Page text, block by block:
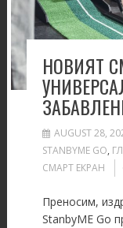
НОВИЯТ
AUGUST 28,
STANBYME GO,
СМАРТ ЕКРАН
Преносим,
StanbyME Go